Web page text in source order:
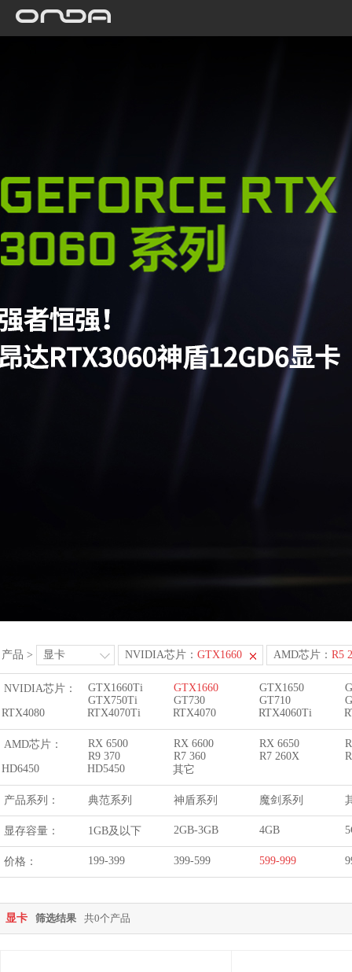
产品 > 显卡 NVIDIA芯片： GTX1660 AMD芯片： R5
NVIDIA芯片： GTX1660Ti GTX1660 GTX1650
GTX750Ti
GT730 GT710
RTX4080
RTX4070Ti RTX4070 RTX4060Ti
AMD芯片： RX 6500 RX 6600 RX 6650
R9 370
R7 360 R7 260X
HD6450
HD5450 其它
产品系列： 典范系列 神盾系列 魔剑系列
显存容量： 1GB及以下 2GB-3GB 4GB
价格： 199-399 399-599 599-999
显卡 筛选结果 共0个产品